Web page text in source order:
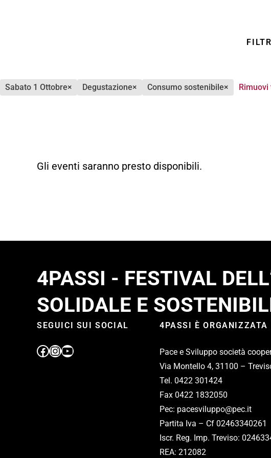
sabato 1 Ottobre× degustazione× consumo sostenibile× Rimuovi
Gli eventi saranno presto disponibili.
4PASSI - FESTIVAL
SOLIDALE E
SEGUICI SUI SOCIAL 4PASSI È ORGANIZZATA
Pace e Sviluppo società
Via Montello 4, 31100 –
Tel. 0422 301424
Fax 0422 1832050
Pec: pacesviluppo@pec.it
Partita Iva – Cf 02463340261
Iscr. Reg. Imp. Treviso:
REA: 212082